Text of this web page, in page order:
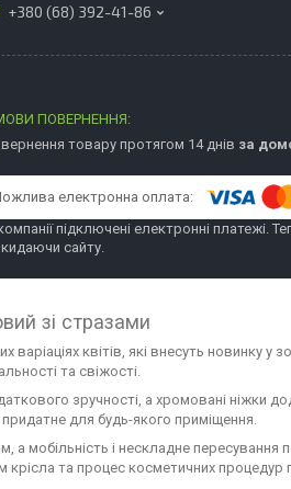
+380 (68) 392-41-86
товару протягом 14 днів за
підключені електронні платежі.
сайту.
зі стразами
квітів, які внесуть новинку у
та свіжості.
зручності, а хромовані ніжки
для будь-якого приміщення.
а мобільність і нескладне
крісла та процес косметичних